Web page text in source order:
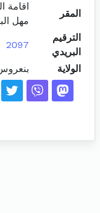
المقر
مهل
الترقيم
البريدي
2097
الولاية